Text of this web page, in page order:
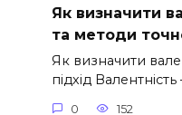
Як визначити
та методи
Як визначити
підхід Валентність
0 152